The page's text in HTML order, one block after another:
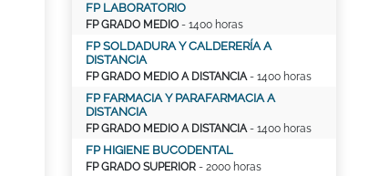
FP LABORATORIO
FP GRADO MEDIO - 1400 horas
FP SOLDADURA Y CALDERERÍA A
DISTANCIA
FP GRADO MEDIO A DISTANCIA- 1400 horas
FP FARMACIA Y PARAFARMACIA A
DISTANCIA
FP GRADO MEDIO A DISTANCIA- 1400 horas
FP HIGIENE BUCODENTAL
FP GRADO SUPERIOR - 2000 horas